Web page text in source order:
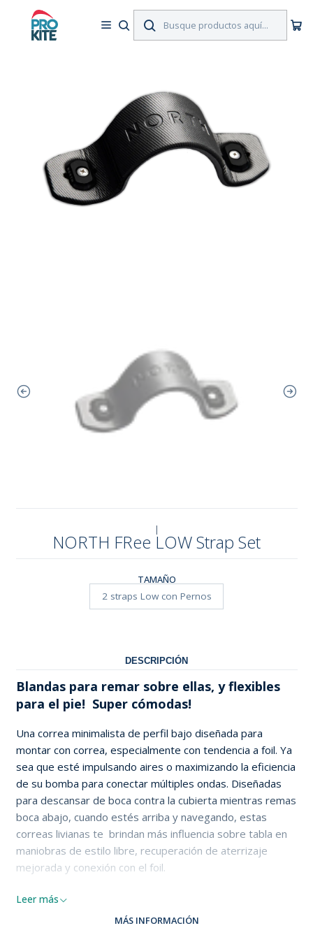
|
NORTH FRee LOW Strap Set
TAMAÑO
2 straps Low con Pernos
DESCRIPCIÓN
Blandas para remar sobre ellas, y flexibles
para el pie! Super cómodas!
Una correa minimalista de perfil bajo diseñada para
montar con correa, especialmente con tendencia a foil. Ya
sea que esté impulsando aires o maximizando la eficiencia
de su bomba para conectar múltiples ondas. Diseñadas
para descansar de boca contra la cubierta mientras remas
boca abajo, cuando estés arriba y navegando, estas
correas livianas te brindan más influencia sobre tabla en
maniobras de estilo libre, recuperación de aterrizaje
mejorada y conexión con el foil.
Features
Flexible low profile
Leer más
MÁS INFORMACIÓN